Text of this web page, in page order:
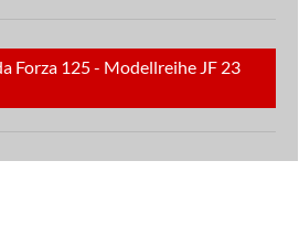
Forza 125 - Modellreihe JF 23